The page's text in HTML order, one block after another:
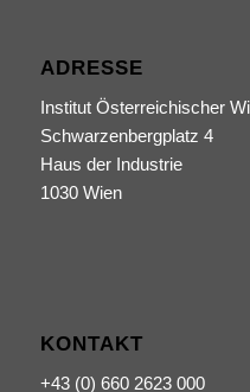
ADRESSE
Institut Österreichischer
Schwarzenbergplatz 4
Haus der Industrie
1030 Wien
KONTAKT
+43 (0) 660 2623 000